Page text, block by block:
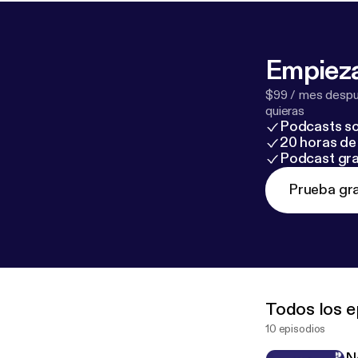
$99 / mes
quieras
Podcasts
20 horas
Podcast
Prueba
Todos los
10 episodios